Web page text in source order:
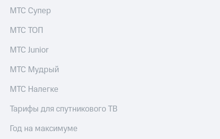
Собрания
Личный
акционера
капитал
Контроль
и
аудит
акций
Описание
МТС Супер
МТС ТОП
МТС Junior
МТС Мудрый
МТС Налегке
Тарифы для спутникового ТВ
Год на максимуме